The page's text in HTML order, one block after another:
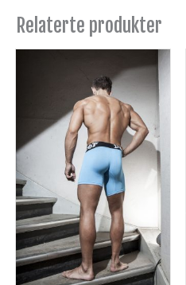
Relaterte produkter
produktet
flere
varianter.
Alternativene
kan
velges
på
produktsiden